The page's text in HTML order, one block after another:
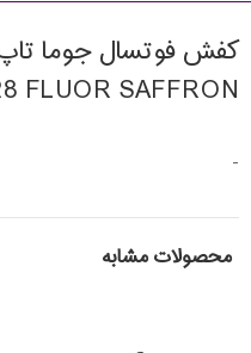
FLUOR SAFFRON
-
محصولات مشابه